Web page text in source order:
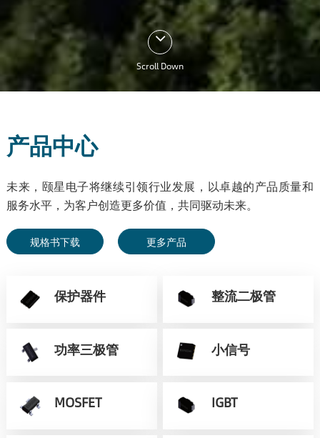
Scroll Down
产品中心
未来，颐星电子将继续引领行业发展，以卓越的产品质量和
服务水平，为客户创造更多价值，共同驱动未来。
规格书下载 更多产品
保护器件 整流二极管
功率三极管 小信号
MOSFET IGBT